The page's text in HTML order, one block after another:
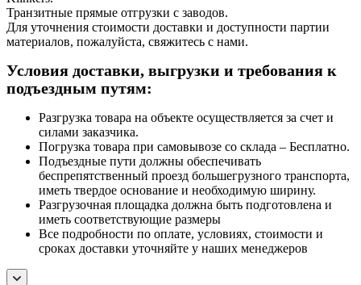
Транзитные прямые отгрузки с заводов.
Для уточнения стоимости доставки и доступности партии
материалов, пожалуйста, свяжитесь с нами.
Условия доставки, выгрузки и требования к
подъездным путям:
Разгрузка товара на объекте осуществляется за счет и
силами заказчика.
Погрузка товара при самовывозе со склада – Бесплатно.
Подъездные пути должны обеспечивать
беспрепятственный проезд большегрузного транспорта,
иметь твердое основание и необходимую ширину.
Разгрузочная площадка должна быть подготовлена и
иметь соответствующие размеры
Все подробности по оплате, условиях, стоимости и
сроках доставки уточняйте у наших менеджеров